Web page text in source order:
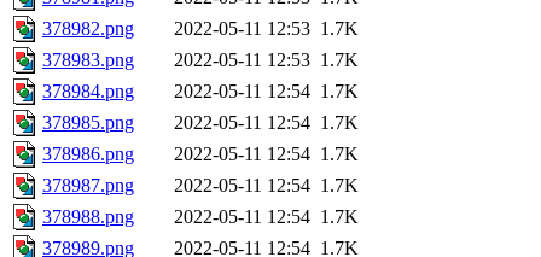
378982.png
2022-05-11 12:53 1.7K
378983.png
2022-05-11 12:53 1.7K
378984.png
2022-05-11 12:54 1.7K
378985.png
2022-05-11 12:54 1.7K
378986.png
2022-05-11 12:54 1.7K
378987.png
2022-05-11 12:54 1.7K
378988.png
2022-05-11 12:54 1.7K
378989.png
2022-05-11 12:54 1.7K